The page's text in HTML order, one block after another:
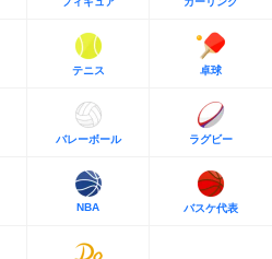
テニス 卓球
バレーボール ラグビー
NBA バスケ代表